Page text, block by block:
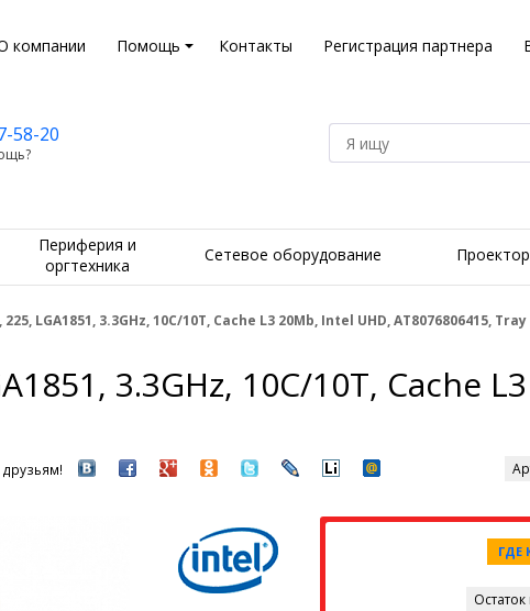
компании Помощь Контакты Регистрация партнера
58-20
Периферия и
оргтехника
Сетевое оборудование
LGA1851, 3.3GHz, 10C/10T, Cache L3 20Mb, Intel UHD, AT8076806415, Tray
3.3GHz, 10C/10T, Cache
ГДЕ
Остаток